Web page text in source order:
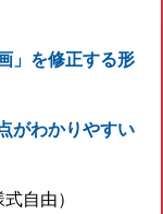
」を修正する形
わかりやすい
自由）